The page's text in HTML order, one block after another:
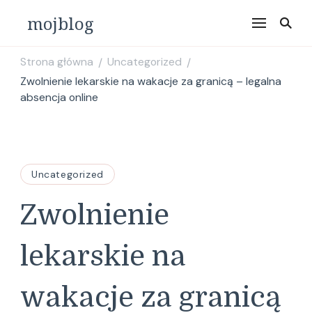
mojblog
Strona główna / Uncategorized /
Zwolnienie lekarskie na wakacje za granicą – legalna
absencja online
Uncategorized
Zwolnienie
lekarskie na
wakacje za granicą